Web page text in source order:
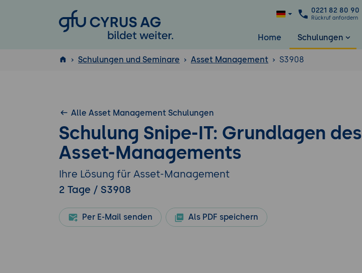
GFU Cyrus AG
0221 82 80 90
Rückruf anfordern
Home Schulungen
ISTQB
Schulungen und Seminare Asset Management S3908
Alle Asset Management Schulungen
Schulung Snipe-IT: Grundlagen des
Asset-Managements
Ihre Lösung für Asset-Management
2 Tage / S3908
Per E-Mail senden Als PDF speichern